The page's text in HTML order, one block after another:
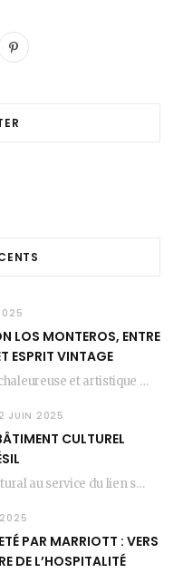
P
s
LOS MONTEROS, ENTRE
ESPRIT VINTAGE
Une atmosphère chaleureuse et artistique L’Hôtel Kimpton Los Monteros, récemment repensé par EL EQUIPO CREATIVO,…
JUIN 2025
CULTUREL
Un projet architectural au service du lien social Casa Una est un bâtiment culturel durable…
PAR MARRIOTT : VERS
DE L’HOSPITALITÉ